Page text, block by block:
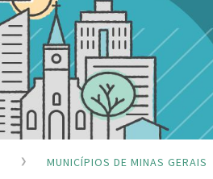
MUNICÍPIOS DE MINAS GERAIS